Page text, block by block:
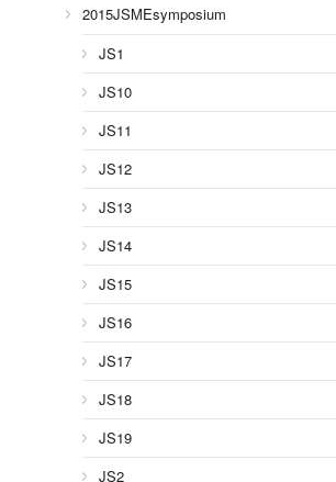
2015JSMEsymposium
JS1
JS10
JS11
JS12
JS13
JS14
JS15
JS16
JS17
JS18
JS19
JS2